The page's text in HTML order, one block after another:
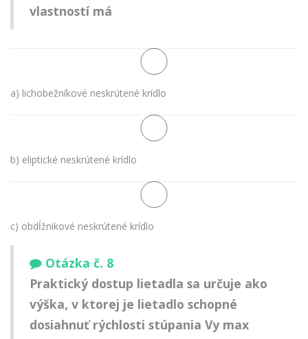
vlastností má
a) lichobežníkové neskrútené krídlo
b) eliptické neskrútené krídlo
c) obdĺžnikové neskrútené krídlo
Otázka č. 8
Praktický dostup lietadla sa určuje ako
výška, v ktorej je lietadlo schopné
dosiahnuť rýchlosti stúpania Vy max